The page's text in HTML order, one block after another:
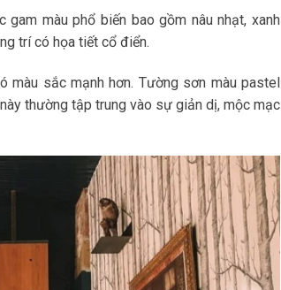
màu phổ biến bao gồm nâu nhạt, xanh
trí có họa tiết cổ điển.
màu sắc mạnh hơn. Tường sơn màu pastel
thường tập trung vào sự giản dị, mộc mạc